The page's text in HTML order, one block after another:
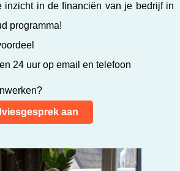
inzicht in de financiën van je bedrijf in
programma!
24 uur op email en telefoon
aan